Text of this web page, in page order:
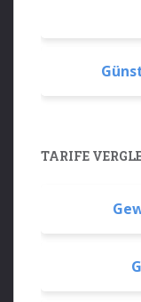
TARIFE